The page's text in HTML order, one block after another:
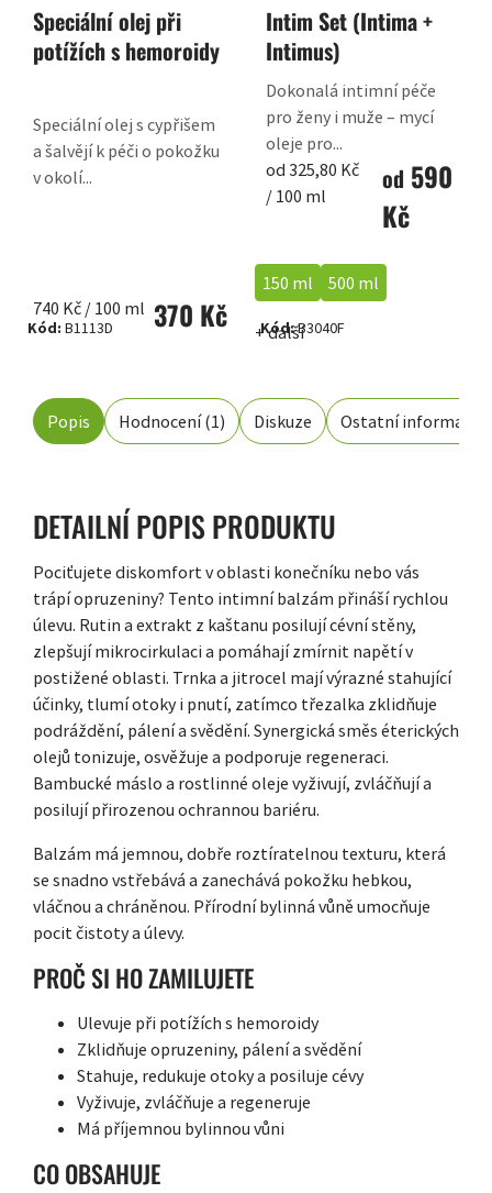
Speciální olej při
potížích s hemoroidy
370 Kč
Měrná
cena:
740 Kč / 100 ml
Speciální olej s cypřišem
a šalvějí k péči o pokožku
v okolí...
Kód: B1113D
Intim Set (Intima +
Intimus)
od 590
Kč
Měrná
cena:
od 325,80 Kč
/ 100 ml
Dokonalá intimní péče
pro ženy i muže – mycí
oleje pro...
150 ml 500 ml
+ další
Kód:B3040F
Popis Hodnocení (1) Diskuze Ostatní informace
DETAILNÍ POPIS PRODUKTU
Pociťujete diskomfort v oblasti konečníku nebo vás
trápí opruzeniny? Tento intimní balzám přináší rychlou
úlevu. Rutin a extrakt z kaštanu posilují cévní stěny,
zlepšují mikrocirkulaci a pomáhají zmírnit napětí v
postižené oblasti. Trnka a jitrocel mají výrazné stahující
účinky, tlumí otoky i pnutí, zatímco třezalka zklidňuje
podráždění, pálení a svědění. Synergická směs éterických
olejů tonizuje, osvěžuje a podporuje regeneraci.
Bambucké máslo a rostlinné oleje vyživují, zvláčňují a
posilují přirozenou ochrannou bariéru.
Balzám má jemnou, dobře roztíratelnou texturu, která
se snadno vstřebává a zanechává pokožku hebkou,
vláčnou a chráněnou. Přírodní bylinná vůně umocňuje
pocit čistoty a úlevy.
PROČ SI HO ZAMILUJETE
Ulevuje při potížích s hemoroidy
Zklidňuje opruzeniny, pálení a svědění
Stahuje, redukuje otoky a posiluje cévy
Vyživuje, zvláčňuje a regeneruje
Má příjemnou bylinnou vůni
CO OBSAHUJE